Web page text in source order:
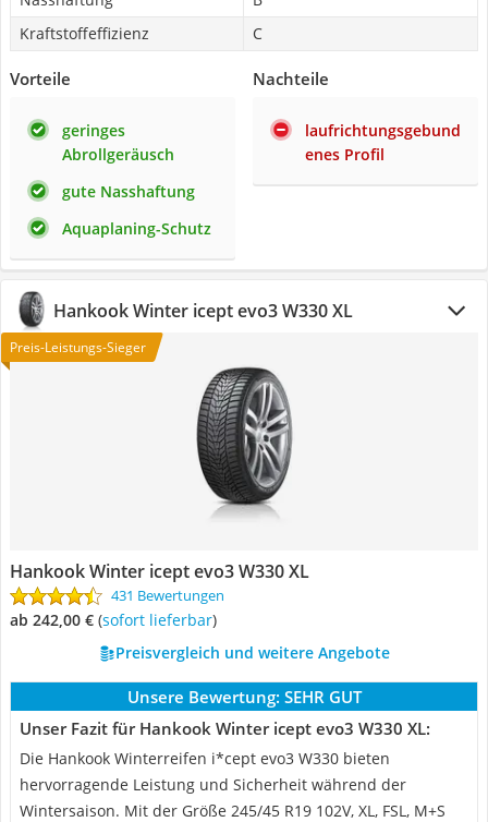
Kraftstoffeffizienz
C
Vorteile
geringes
Abrollgeräusch
gute Nasshaftung
Aquaplaning-Schutz
Nachteile
laufrichtungsgebund
enes Profil
Hankook Winter icept evo3 W330 XL
Preis-Leistungs-Sieger
Hankook Winter icept evo3 W330 XL
431 Bewertungen
ab 242,00 € ( Sofort lieferbar)
Preisvergleich und weitere Angebote
Unsere Bewertung: SEHR GUT
Unser Fazit für Hankook Winter icept evo3 W330 XL:
Die Hankook Winterreifen i*cept evo3 W330 bieten
hervorragende Leistung und Sicherheit während der
Wintersaison. Mit der Größe 245/45 R19 102V, XL, FSL, M+S